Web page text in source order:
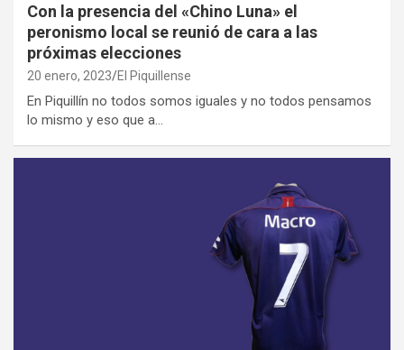
Con la presencia del «Chino Luna» el
peronismo local se reunió de cara a las
próximas elecciones
20 enero, 2023 El Piquillense
En Piquillín no todos somos iguales y no todos pensamos
lo mismo y eso que a…